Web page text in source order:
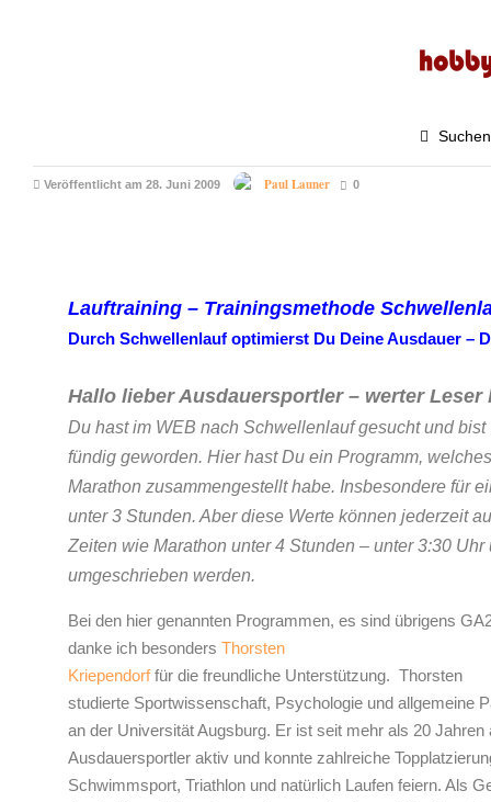
Suchen
Veröffentlicht am 28. Juni 2009 Paul Launer 0
Lauftraining – Trainingsmethode
Durch Schwellenlauf optimierst Du Deine Ausdauer –
Hallo lieber Ausdauersportler – werter Leser
Du hast im WEB nach Schwellenlauf gesucht und bist
fündig geworden. Hier hast Du ein Programm,
Marathon zusammengestellt habe. Insbesondere für
unter 3 Stunden. Aber diese Werte können jederzeit
Zeiten wie Marathon unter 4 Stunden – unter 3:30 Uhr
umgeschrieben werden.
Bei den hier genannten Programmen, es sind übrigens
danke ich besonders Thorsten
Kriependorffür die freundliche Unterstützung. Thorsten
studierte Sportwissenschaft, Psychologie und allgemeine
an der Universität Augsburg. Er ist seit mehr als 20 Jahren
Ausdauersportler aktiv und konnte zahlreiche
Schwimmsport, Triathlon und natürlich Laufen feiern. Als